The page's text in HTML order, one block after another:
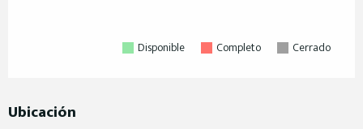
Disponible Completo Cerrado
Ubicación